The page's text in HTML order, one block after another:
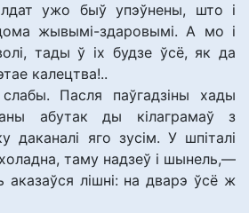
ужо быў упэўнены, што і
жывымі-здаровымі. А мо і
тады ў іх будзе ўсё, як да
калецтва!..
Пасля паўгадзіны хады
абутак ды кілаграмаў з
даканалі яго зусім. У шпіталі
таму надзеў і шынель,—
лішні: на дварэ ўсё ж